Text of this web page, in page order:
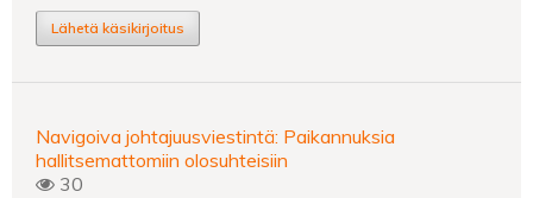
Lähetä käsikirjoitus
Navigoiva johtajuusviestintä: Paikannuksia
hallitsemattomiin olosuhteisiin
30